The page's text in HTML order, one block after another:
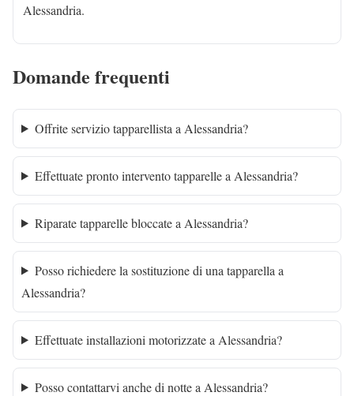
Alessandria.
Domande frequenti
Offrite servizio tapparellista a Alessandria?
Effettuate pronto intervento tapparelle a Alessandria?
Riparate tapparelle bloccate a Alessandria?
Posso richiedere la sostituzione di una tapparella a
Alessandria?
Effettuate installazioni motorizzate a Alessandria?
Posso contattarvi anche di notte a Alessandria?